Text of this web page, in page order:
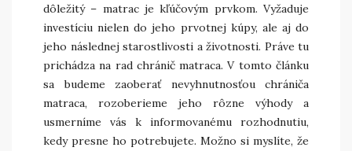
dôležitý – matrac je kľúčovým prvkom. Vyžaduje
investíciu nielen do jeho prvotnej kúpy, ale aj do
jeho následnej starostlivosti a životnosti. Práve tu
prichádza na rad chránič matraca. V tomto článku
sa budeme zaoberať nevyhnutnosťou chrániča
matraca, rozoberieme jeho rôzne výhody a
usmerníme vás k informovanému rozhodnutiu,
kedy presne ho potrebujete. Možno si myslíte, že